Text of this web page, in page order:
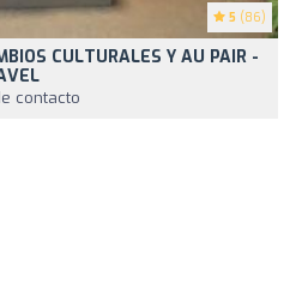
5 (86)
CULTURALES Y AU PAIR -
contacto